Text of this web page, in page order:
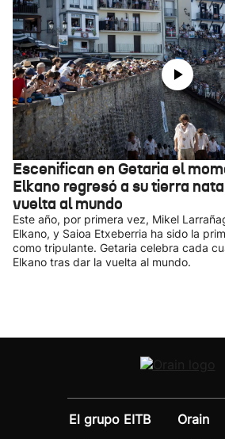
Escenifican en Getaria el
Elkano regresó a su tierra
vuelta al mundo
Este año, por primera vez, Mikel
Elkano, y Saioa Etxeberria ha sido la
como tripulante. Getaria celebra cada
Elkano tras dar la vuelta al mundo.
El grupo EITB
Orain